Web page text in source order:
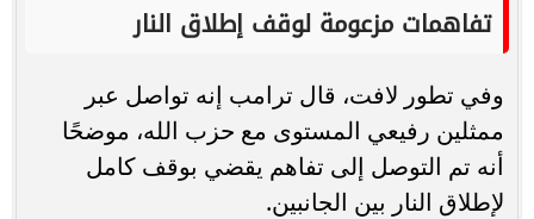
تفاهمات مزعومة لوقف إطلاق النار
وفي تطور لافت، قال ترامب إنه تواصل عبر
ممثلين رفيعي المستوى مع حزب الله، موضحًا
أنه تم التوصل إلى تفاهم يقضي بوقف كامل
لإطلاق النار بين الجانبين.